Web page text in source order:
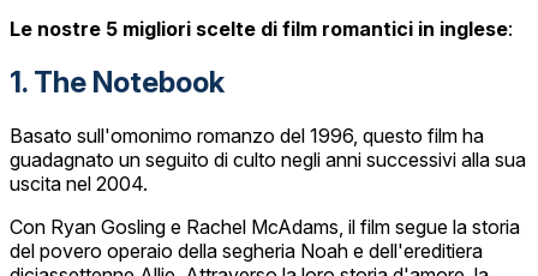
Le nostre 5 migliori scelte di film romantici in inglese:
1. The Notebook
Basato sull'omonimo romanzo del 1996, questo film ha
guadagnato un seguito di culto negli anni successivi alla sua
uscita nel 2004.
Con Ryan Gosling e Rachel McAdams, il film segue la storia
del povero operaio della segheria Noah e dell'ereditiera